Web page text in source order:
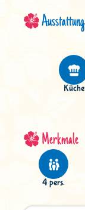
Ausstattung
Küche
Merkmale
4 pers.